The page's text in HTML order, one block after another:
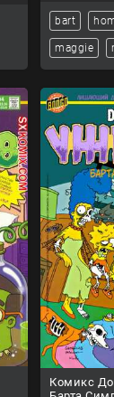
bart
maggie
Комикс